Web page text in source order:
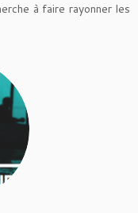
à faire rayonner les